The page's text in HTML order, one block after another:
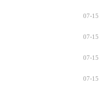
07-15
07-15
07-15
07-15